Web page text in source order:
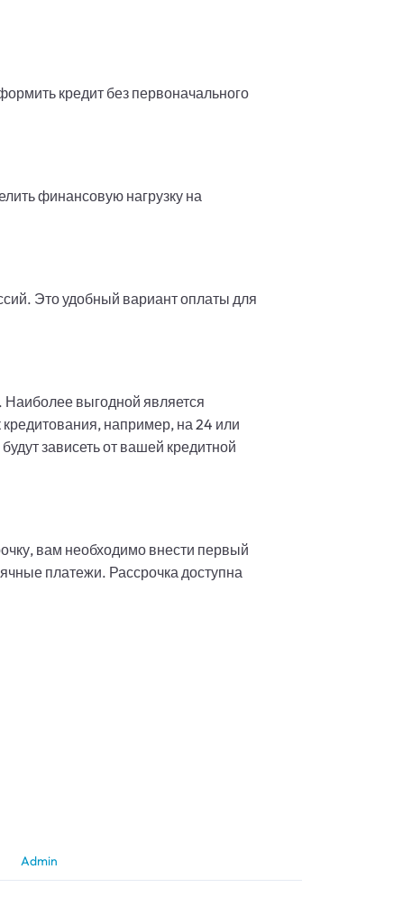
кредит без первоначального
финансовую нагрузку на
Это удобный вариант оплаты для
выгодной является
например, на 24 или
зависеть от вашей кредитной
вам необходимо внести первый
платежи. Рассрочка доступна
Admin